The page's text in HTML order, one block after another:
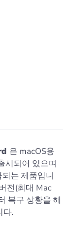
은 macOS용
시되어 있으며
는 제품입니
전(최대 Mac
복구 상황을 해
다.